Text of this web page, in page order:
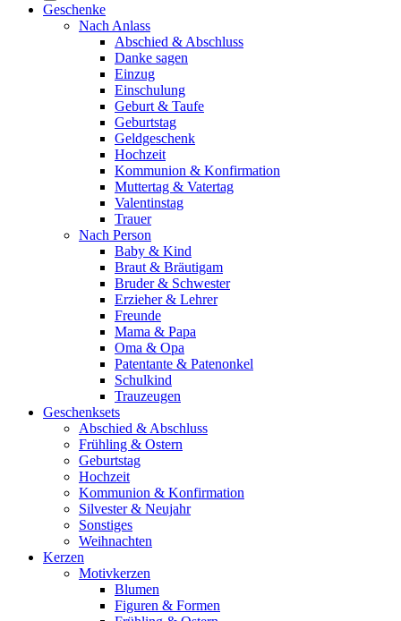
Geschenke
Nach Anlass
Abschied & Abschluss
Danke sagen
Einzug
Einschulung
Geburt & Taufe
Geburtstag
Geldgeschenk
Hochzeit
Kommunion & Konfirmation
Muttertag & Vatertag
Valentinstag
Trauer
Nach Person
Baby & Kind
Braut & Bräutigam
Bruder & Schwester
Erzieher & Lehrer
Freunde
Mama & Papa
Oma & Opa
Patentante & Patenonkel
Schulkind
Trauzeugen
Geschenksets
Abschied & Abschluss
Frühling & Ostern
Geburtstag
Hochzeit
Kommunion & Konfirmation
Silvester & Neujahr
Sonstiges
Weihnachten
Kerzen
Motivkerzen
Blumen
Figuren & Formen